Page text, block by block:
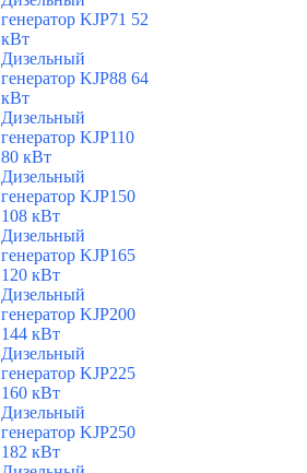
генератор KJP71 52
кВт
Дизельный
генератор KJP88 64
кВт
Дизельный
генератор KJP110
80 кВт
Дизельный
генератор KJP150
108 кВт
Дизельный
генератор KJP165
120 кВт
Дизельный
генератор KJP200
144 кВт
Дизельный
генератор KJP225
160 кВт
Дизельный
генератор KJP250
182 кВт